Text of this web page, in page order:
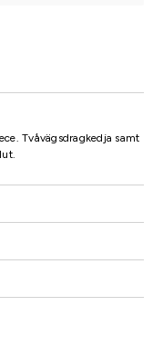
Tvåvägsdragkedja samt